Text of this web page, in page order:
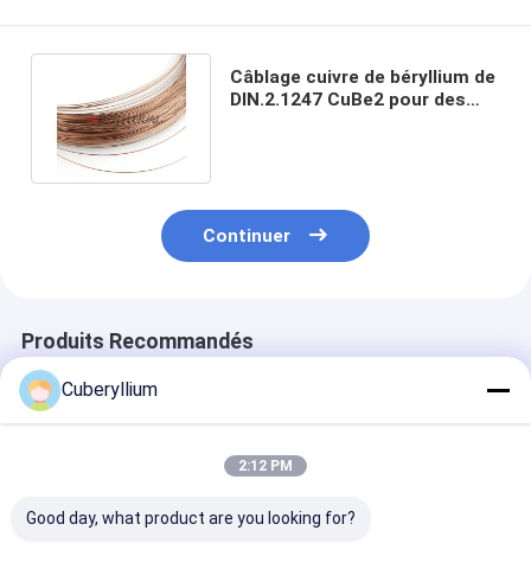
Câblage cuivre de béryllium de
DIN.2.1247 CuBe2 pour des
Continuer
Produits Recommandés
Cuberyllium
2:12 PM
Good day, what product are you looking for?